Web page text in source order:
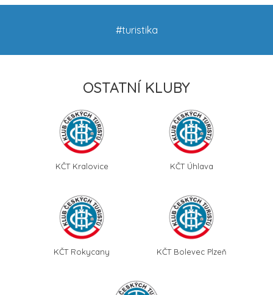
#turistika
OSTATNÍ KLUBY
KČT Kralovice KČT Úhlava
KČT Rokycany KČT Bolevec Plzeň